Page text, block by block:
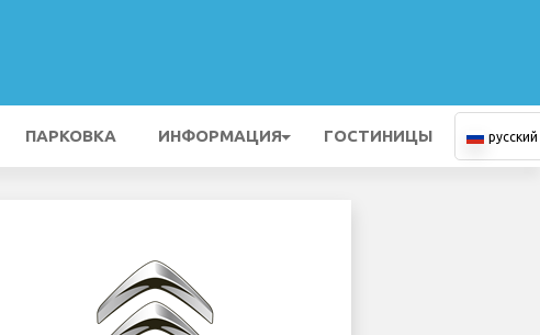
ПАРКОВКА ИНФОРМАЦИЯ ГОСТИНИЦЫ русский